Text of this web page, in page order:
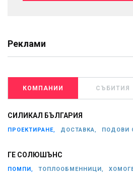
Реклами
КОМПАНИИ СЪБИТИЯ
СИЛИКАЛ БЪЛГАРИЯ
ПРОЕКТИРАНЕ, ДОСТАВКА, ПОДОВИ
ГЕ СОЛЮШЪНС
ПОМПИ, ТОПЛООБМЕННИЦИ,